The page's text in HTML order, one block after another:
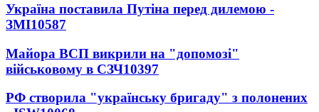
Україна поставила Путіна перед дилемою -
ЗМІ10587
Майора ВСП викрили на "допомозі"
військовому в СЗЧ10397
РФ створила "українську бригаду" з полонених